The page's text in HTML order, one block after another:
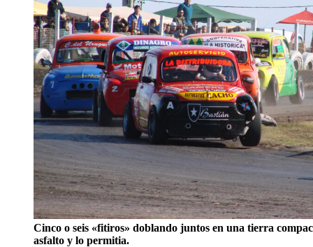
Cinco o seis «fitiros» doblando juntos en una tierra
asfalto y lo permitia.